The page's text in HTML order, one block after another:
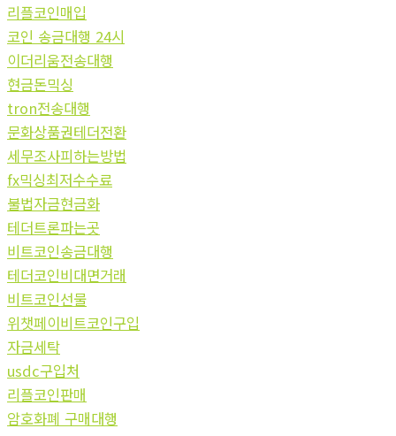
리플코인매입
코인 송금대행 24시
이더리움전송대행
현금돈믹싱
tron전송대행
문화상품권테더전환
세무조사피하는방법
fx믹싱최저수수료
불법자금현금화
테더트론파는곳
비트코인송금대행
테더코인비대면거래
비트코인선물
위챗페이비트코인구입
자금세탁
usdc구입처
리플코인판매
암호화폐 구매대행